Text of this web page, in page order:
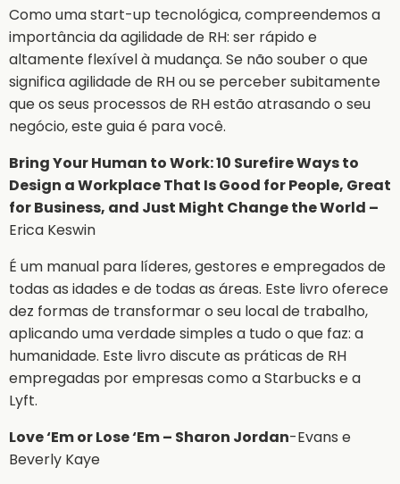
Como uma start-up tecnológica, compreendemos a
importância da agilidade de RH: ser rápido e
altamente flexível à mudança. Se não souber o que
significa agilidade de RH ou se perceber subitamente
que os seus processos de RH estão atrasando o seu
negócio, este guia é para você.
Bring Your Human to Work: 10 Surefire Ways to
Design a Workplace That Is Good for People, Great
for Business, and Just Might Change the World –
Erica Keswin
É um manual para líderes, gestores e empregados de
todas as idades e de todas as áreas. Este livro oferece
dez formas de transformar o seu local de trabalho,
aplicando uma verdade simples a tudo o que faz: a
humanidade. Este livro discute as práticas de RH
empregadas por empresas como a Starbucks e a
Lyft.
Love ‘Em or Lose ‘Em – Sharon Jordan-Evans e
Beverly Kaye